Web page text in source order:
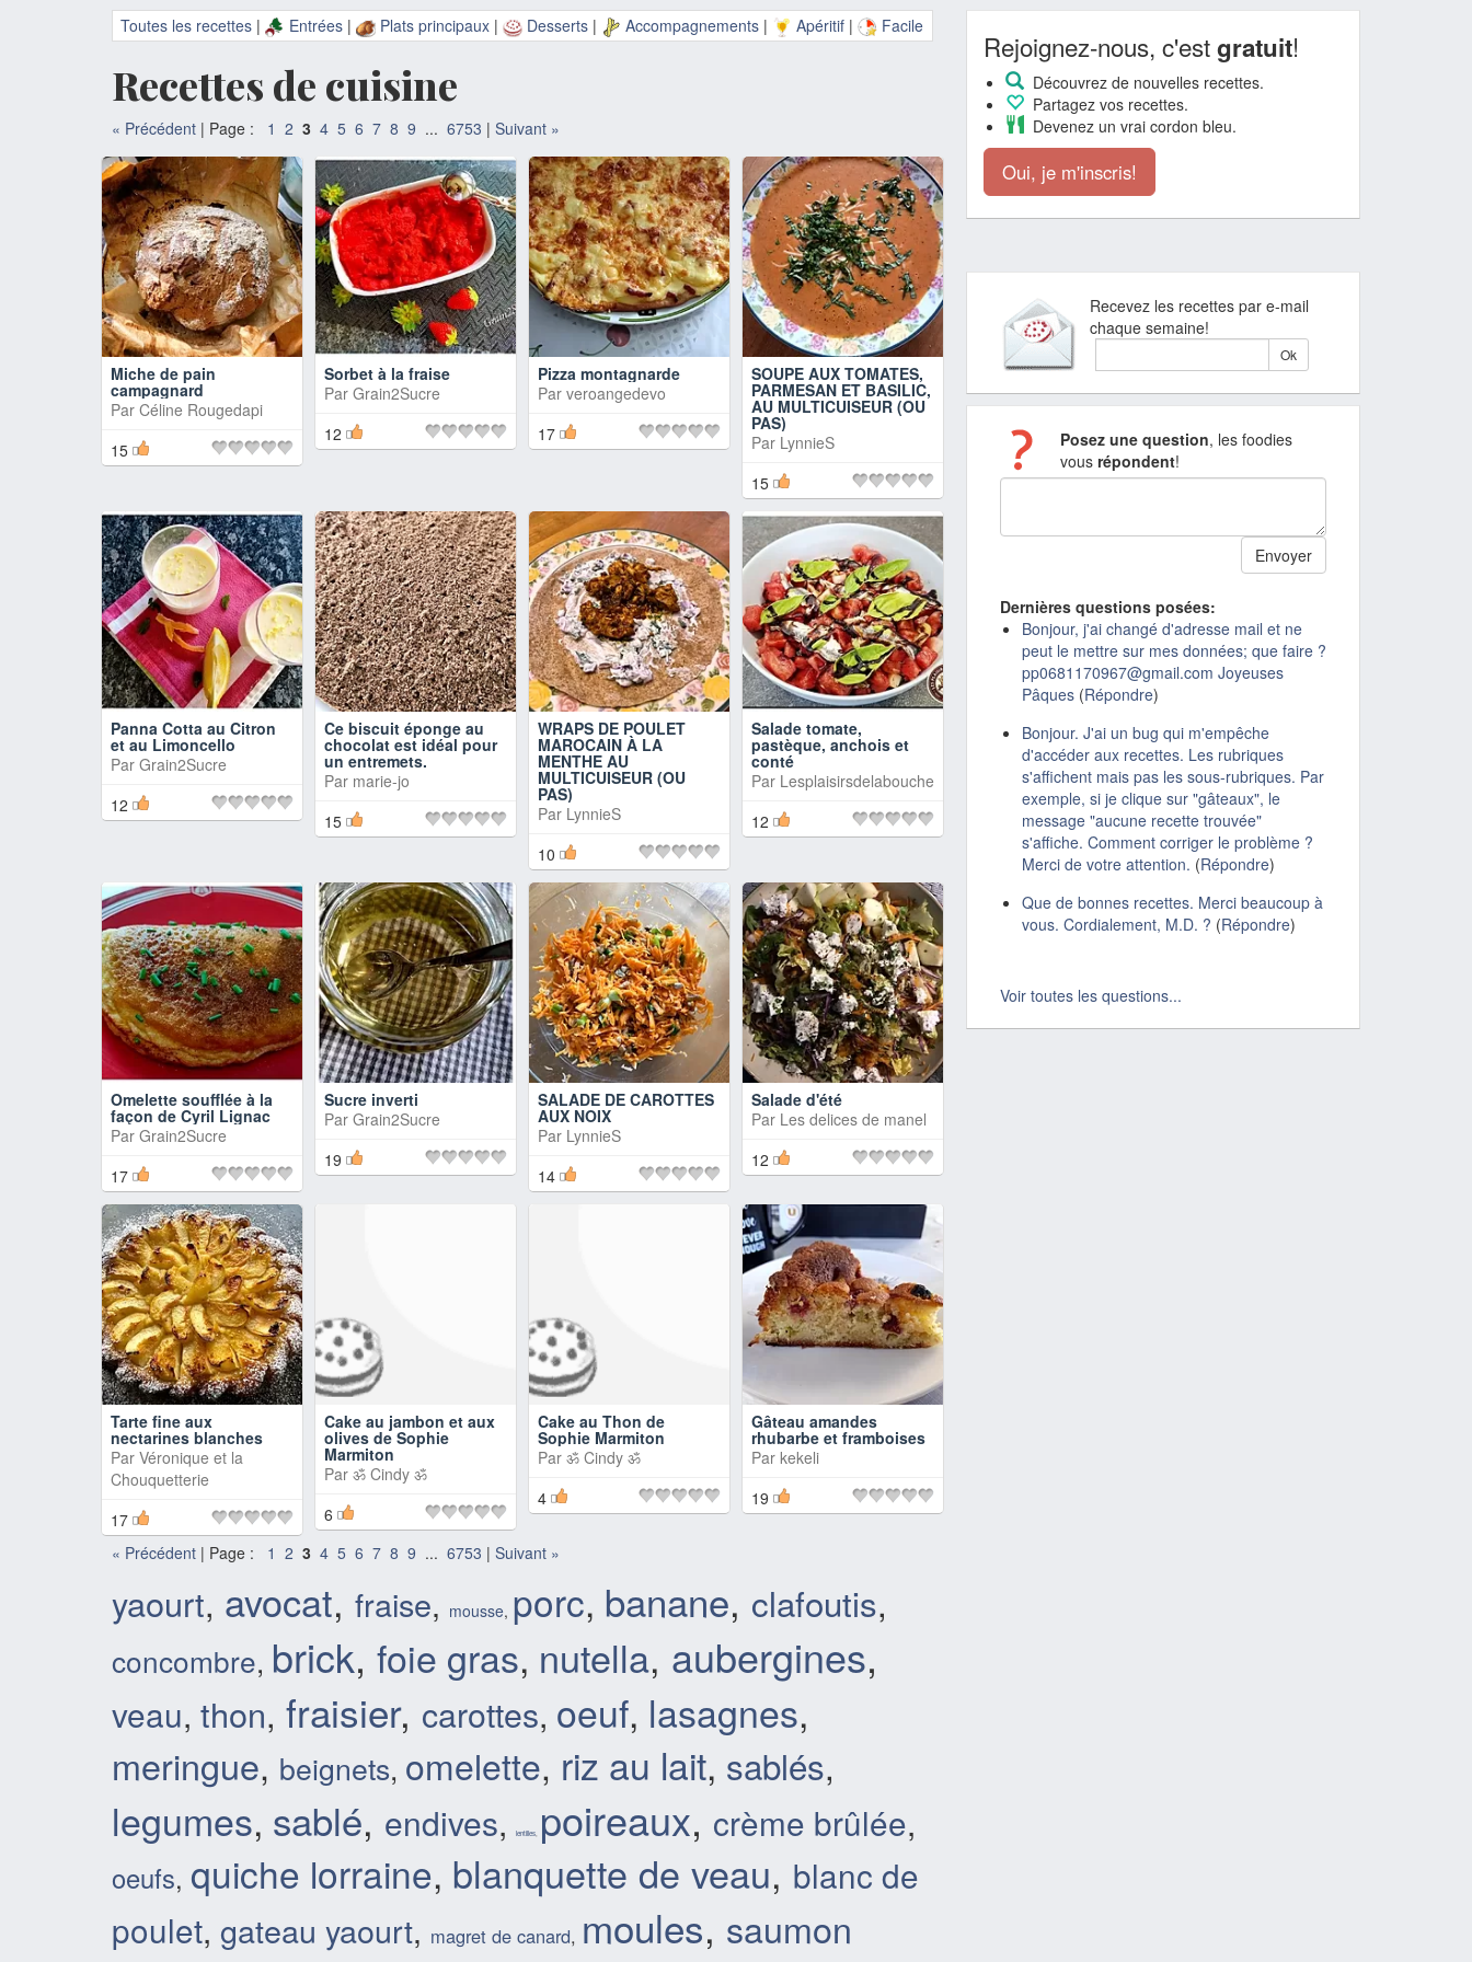
Toutes les recettes | Entrées | Plats principaux | Desserts | Accompagnements | Apéritif | Facile
Recettes de cuisine
« Précédent | Page : 1 2 3 4 5 6 7 8 9 ... 6753 | Suivant »
Miche de pain
campagnard
Par Céline Rougedapi
15
Sorbet à la fraise
Par Grain2Sucre
12
Pizza montagnarde
Par veroangedevo
17
SOUPE AUX TOMATES,
PARMESAN ET BASILIC,
AU MULTICUISEUR (OU
PAS)
Par LynnieS
15
Panna Cotta au Citron
et au Limoncello
Par Grain2Sucre
12
Ce biscuit éponge au
chocolat est idéal pour
un entremets.
Par marie-jo
15
WRAPS DE POULET
MAROCAIN À LA
MENTHE AU
MULTICUISEUR (OU
PAS)
Par LynnieS
10
Salade tomate,
pastèque, anchois et
conté
Par Lesplaisirsdelabouche
12
Omelette soufflée à la
façon de Cyril Lignac
Par Grain2Sucre
17
Sucre inverti
Par Grain2Sucre
19
SALADE DE CAROTTES
AUX NOIX
Par LynnieS
14
Salade d'été
Par Les delices de manel
12
Tarte fine aux
nectarines blanches
Par Véronique et la
Chouquetterie
17
Cake au jambon et aux
olives de Sophie
Marmiton
Par ॐ Cindy ॐ
6
Cake au Thon de
Sophie Marmiton
Par ॐ Cindy ॐ
4
Gâteau amandes
rhubarbe et framboises
Par kekeli
19
« Précédent | Page : 1 2 3 4 5 6 7 8 9 ... 6753 | Suivant »
yaourt, avocat, fraise, mousse, porc, banane, clafoutis,
concombre, brick, foie gras, nutella, aubergines,
veau, thon, fraisier, carottes, oeuf, lasagnes,
meringue, beignets, omelette, riz au lait, sablés,
legumes, sablé, endives, lentilles, poireaux, crème brûlée,
oeufs, quiche lorraine, blanquette de veau, blanc de
poulet, gateau yaourt, magret de canard, moules, saumon
Rejoignez-nous, c'estgratuit!
Découvrez de nouvelles recettes.
Partagez vos recettes.
Devenez un vrai cordon bleu.
Oui, je m'inscris!
Recevez les recettes par e-mail
chaque semaine!
Posez une question, les foodies
vous répondent!
Dernières questions posées:
Bonjour, j'ai changé d'adresse mail et ne
peut le mettre sur mes données; que faire ?
pp0681170967@gmail.com Joyeuses
Pâques (Répondre)
Bonjour. J'ai un bug qui m'empêche
d'accéder aux recettes. Les rubriques
s'affichent mais pas les sous-rubriques. Par
exemple, si je clique sur "gâteaux", le
message "aucune recette trouvée"
s'affiche. Comment corriger le problème ?
Merci de votre attention. (Répondre)
Que de bonnes recettes. Merci beaucoup à
vous. Cordialement, M.D. ? (Répondre)
Voir toutes les questions...